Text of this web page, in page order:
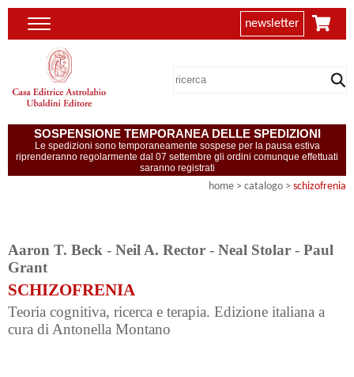
newsletter
SOSPENSIONE TEMPORANEA DELLE SPEDIZIONI
Le spedizioni sono temporaneamente sospese per la pausa estiva
riprenderanno regolarmente dal 07 settembre gli ordini comunque effettuati
saranno registrati
home > catalogo > schizofrenia
Aaron T. Beck - Neil A. Rector - Neal Stolar - Paul
Grant
SCHIZOFRENIA
Teoria cognitiva, ricerca e terapia. Edizione italiana a
cura di Antonella Montano